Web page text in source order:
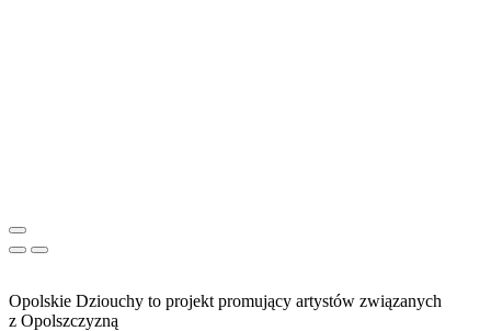
Opolskie Dziouchy to projekt promujący artystów związanych
z Opolszczyzną